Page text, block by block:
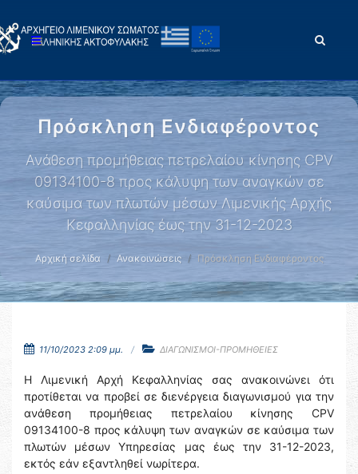
Πρόσκληση Ενδιαφέροντος
Ανάθεση προμήθειας πετρελαίου κίνησης CPV
09134100-8 προς κάλυψη των αναγκών σε
καύσιμα των πλωτών μέσων Λιμενικής Αρχής
Κεφαλληνίας έως την 31-12-2023
Αρχική σελίδα Ανακοινώσεις Πρόσκληση Ενδιαφέροντος
11/10/2023 2:09 μμ. ΔΙΑΓΩΝΙΣΜΟΙ-ΠΡΟΜΗΘΕΙΕΣ
Η Λιμενική Αρχή Κεφαλληνίας σας ανακοινώνει ότι
προτίθεται να προβεί σε διενέργεια διαγωνισμού για την
ανάθεση προμήθειας πετρελαίου κίνησης CPV
09134100-8 προς κάλυψη των αναγκών σε καύσιμα των
πλωτών μέσων Υπηρεσίας μας έως την 31-12-2023,
εκτός εάν εξαντληθεί νωρίτερα.